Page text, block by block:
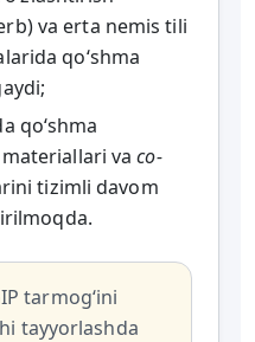
va erta nemis tili
qo‘shma
qo‘shma
materiallari vaco-
tizimli davom
tarmog‘ini
tayyorlashda